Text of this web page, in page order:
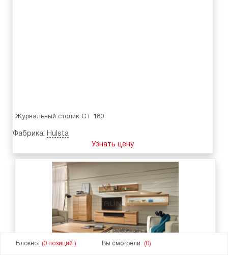
Журнальный столик CT 180
Фабрика: Hulsta
Узнать цену
Блокнот(0 позиций ) Вы смотрели (0)